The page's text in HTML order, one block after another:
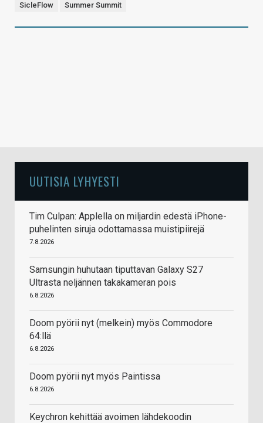
SicleFlow
Summer Summit
UUTISIA LYHYESTI
Tim Culpan: Applella on miljardin edestä iPhone-
puhelinten siruja odottamassa muistipiirejä
7.8.2026
Samsungin huhutaan tiputtavan Galaxy S27
Ultrasta neljännen takakameran pois
6.8.2026
Doom pyörii nyt (melkein) myös Commodore
64:llä
6.8.2026
Doom pyörii nyt myös Paintissa
6.8.2026
Keychron kehittää avoimen lähdekoodin